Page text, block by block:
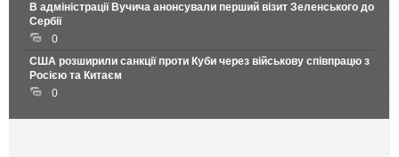
В адміністрації Вучича анонсували перший візит Зеленського до
Сербії
0
США розширили санкції проти Куби через військову співпрацю з
Росією та Китаєм
0